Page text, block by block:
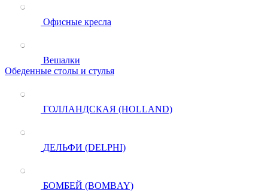
Офисные кресла
Вешалки
Обеденные столы и стулья
ГОЛЛАНДСКАЯ (HOLLAND)
ДЕЛЬФИ (DELPHI)
БОМБЕЙ (BOMBAY)